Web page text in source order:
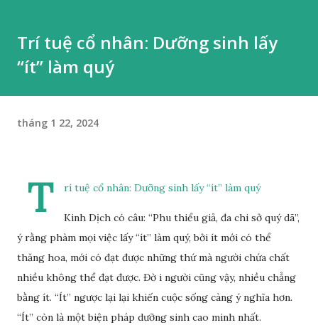
Trí tuệ cổ nhân: Dưỡng sinh lấy
“ít” làm quý
tháng 1 22, 2024
T rí tuệ cổ nhân: Dưỡng sinh lấy “ít” làm quý
Kinh Dịch có câu: “Phu thiểu giả, đa chi sở quý dã”,
ý rằng phàm mọi việc lấy “ít” làm quý, bởi ít mới có thể
thăng hoa, mới có đạt được những thứ mà người chứa chất
nhiều không thể đạt được. Đờ i người cũng vậy, nhiều chẳng
bằng ít. “Ít” ngược lại lại khiến cuộc sống càng ý nghĩa hơn.
“Ít” còn là một biện pháp dưỡng sinh cao minh nhất.